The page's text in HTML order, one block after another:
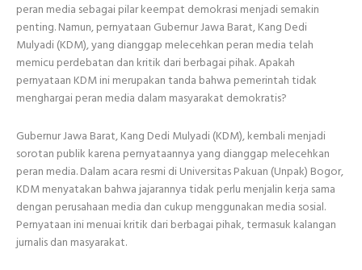
peran media sebagai pilar keempat demokrasi menjadi semakin
penting. Namun, pernyataan Gubernur Jawa Barat, Kang Dedi
Mulyadi (KDM), yang dianggap melecehkan peran media telah
memicu perdebatan dan kritik dari berbagai pihak. Apakah
pernyataan KDM ini merupakan tanda bahwa pemerintah tidak
menghargai peran media dalam masyarakat demokratis?
Gubernur Jawa Barat, Kang Dedi Mulyadi (KDM), kembali menjadi
sorotan publik karena pernyataannya yang dianggap melecehkan
peran media. Dalam acara resmi di Universitas Pakuan (Unpak) Bogor,
KDM menyatakan bahwa jajarannya tidak perlu menjalin kerja sama
dengan perusahaan media dan cukup menggunakan media sosial.
Pernyataan ini menuai kritik dari berbagai pihak, termasuk kalangan
jurnalis dan masyarakat.